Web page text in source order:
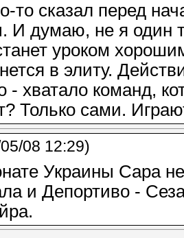
то сказал перед
И думаю, не я один
уроком
в элиту.
- хватало команд,
Только сами.
08 12:29)
Украины Сара
и Депортиво -